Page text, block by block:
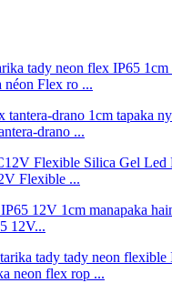
Flex ro ...
drano ...
Flexible ...
12V...
neon flex rop ...